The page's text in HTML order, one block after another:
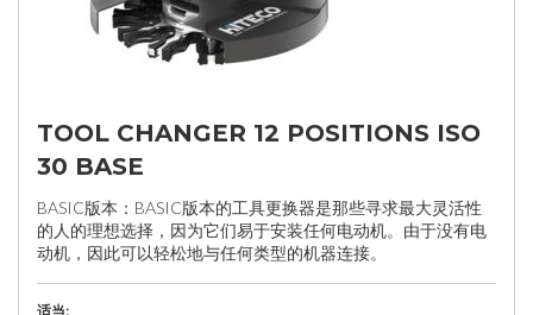
TOOL CHANGER 12 POSITIONS ISO
30 BASE
BASIC版本：BASIC版本的工具更换器是那些寻求最大灵活性
的人的理想选择，因为它们易于安装任何电动机。由于没有电
动机，因此可以轻松地与任何类型的机器连接。
适当: